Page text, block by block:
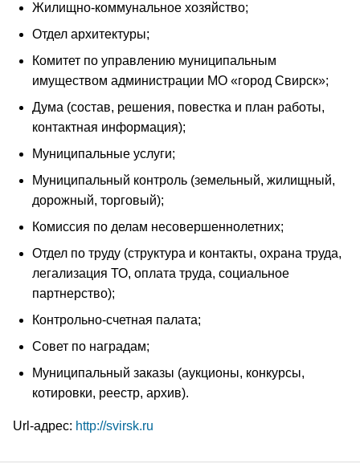
Жилищно-коммунальное хозяйство;
Отдел архитектуры;
Комитет по управлению муниципальным
имуществом администрации МО «город Свирск»;
Дума (состав, решения, повестка и план работы,
контактная информация);
Муниципальные услуги;
Муниципальный контроль (земельный, жилищный,
дорожный, торговый);
Комиссия по делам несовершеннолетних;
Отдел по труду (структура и контакты, охрана труда,
легализация ТО, оплата труда, социальное
партнерство);
Контрольно-счетная палата;
Совет по наградам;
Муниципальный заказы (аукционы, конкурсы,
котировки, реестр, архив).
Url-адрес: http://svirsk.ru